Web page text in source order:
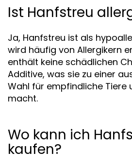
Ist Hanfstreu
Ja, Hanfstreu ist als
wird häufig von Allergikern
enthält keine schädlichen
Additive, was sie zu einer
Wahl für empfindliche Tiere
macht.
Wo kann ich
kaufen?